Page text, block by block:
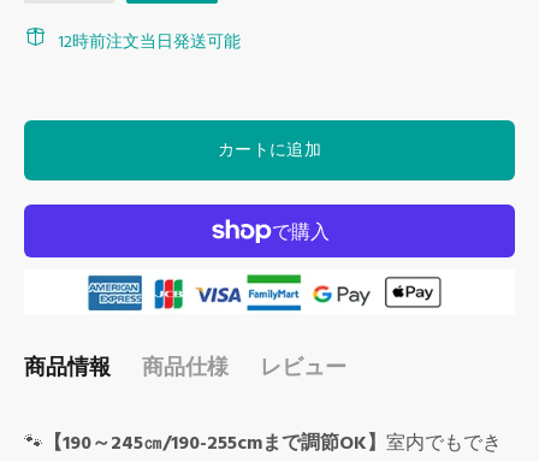
12時前注文当日発送可能
カートに追加
商品情報 商品仕様 レビュー
🐾 【190～245㎝/190-255cmまで調節OK】 室内でもでき